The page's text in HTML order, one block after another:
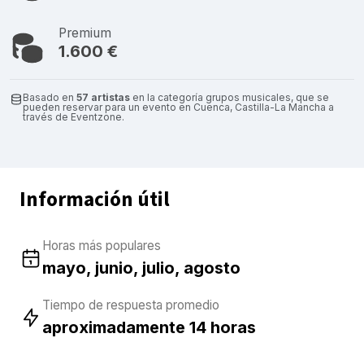
Premium
1.600 €
Basado en 57 artistas en la categoría grupos musicales, que se
pueden reservar para un evento en Cuenca, Castilla-La Mancha a
través de Eventzone.
Información útil
Horas más populares
mayo, junio, julio, agosto
Tiempo de respuesta promedio
aproximadamente 14 horas